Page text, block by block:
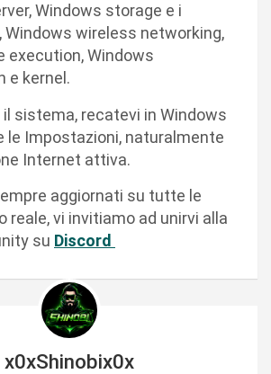
Windows storage e i
wireless networking,
execution, Windows
e kernel.
il sistema, recatevi in Windows
le Impostazioni, naturalmente
Internet attiva.
aggiornati su tutte le
reale, vi invitiamo ad unirvi alla
su Discord
x0xShinobix0x